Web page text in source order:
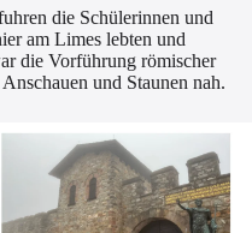
die Schülerinnen und
am Limes lebten und
die Vorführung römischer
und Staunen nah.